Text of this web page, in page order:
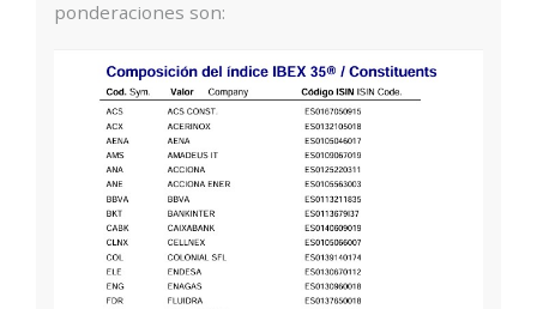
ponderaciones son: